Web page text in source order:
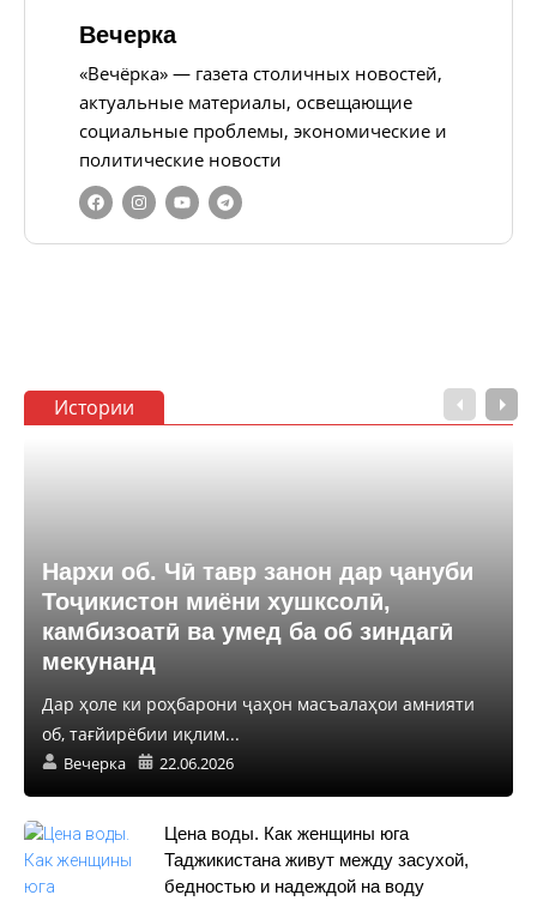
Вечерка
«Вечёрка» — газета столичных новостей,
актуальные материалы, освещающие
социальные проблемы, экономические и
политические новости
Истории
Нархи об. Чӣ тавр занон дар ҷануби
Тоҷикистон миёни хушксолӣ,
камбизоатӣ ва умед ба об зиндагӣ
мекунанд
Дар ҳоле ки роҳбарони ҷаҳон масъалаҳои амнияти
об, тағйирёбии иқлим...
Вечерка 22.06.2026
Цена воды. Как женщины юга
Таджикистана живут между засухой,
бедностью и надеждой на воду